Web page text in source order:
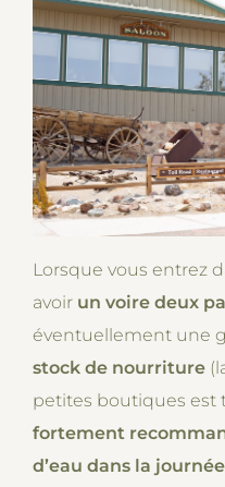
Lorsque vous entrez
avoir un voire deux
éventuellement une
stock de nourriture
petites boutiques est
fortement
d’eau dans la journée